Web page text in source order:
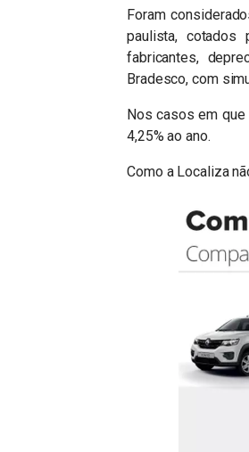
Foram
paulista, cotados
fabricantes,
Bradesco, com
Nos casos em
4,25% ao ano.
Como a Localiza